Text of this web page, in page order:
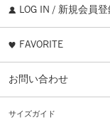
LOG IN / 新規会員登
FAVORITE
お問い合わせ
サイズガイド